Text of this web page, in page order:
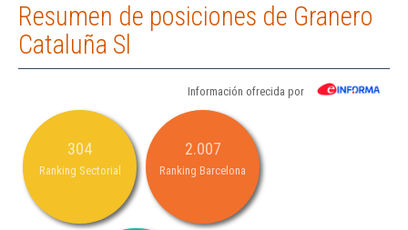
Resumen de posiciones de Granero
Cataluña Sl
Información ofrecida por
304
Ranking Sectorial
2.007
Ranking Barcelona